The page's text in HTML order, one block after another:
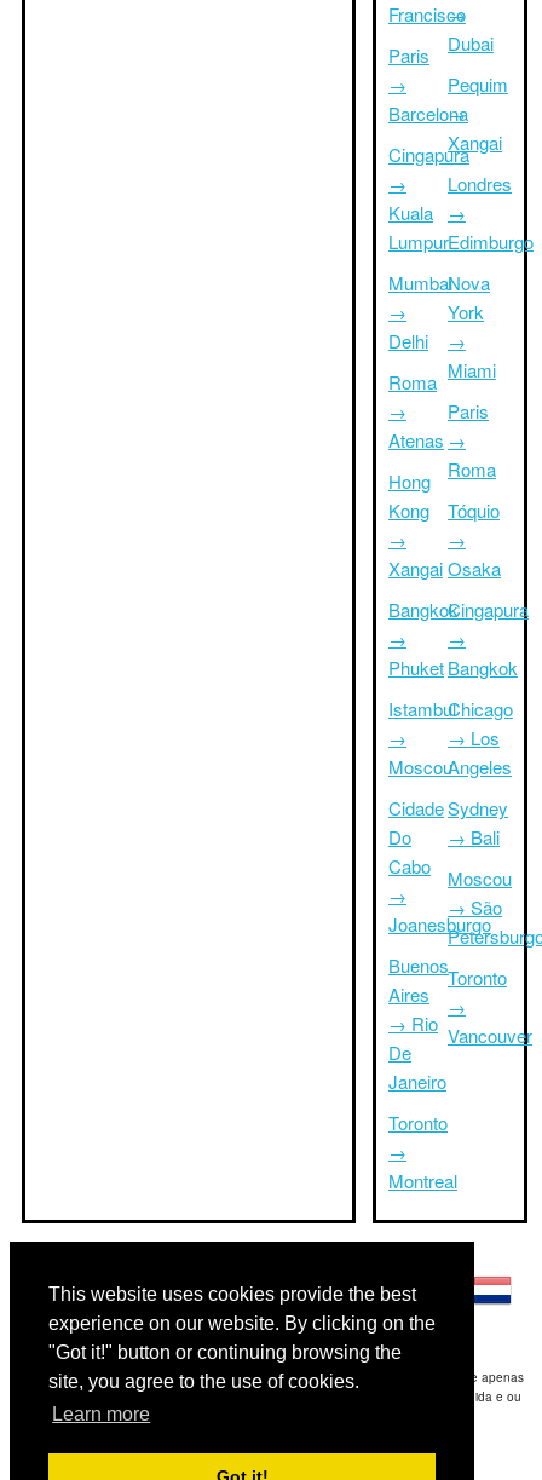
This website uses cookies provide the best
experience on our website. By clicking on the
"Got it!" button or continuing browsing the
site, you agree to the use of cookies.
Learn more
Francisco
Paris
→
Barcelona
Cingapura
→
Kuala
Lumpur
Mumbai
→
Delhi
Roma
→
Atenas
Hong
Kong
→
Xangai
Bangkok
→
Phuket
Istambul
→
Moscou
Cidade
Do
Cabo
→
Joanesburgo
Buenos
Aires
→ Rio
De
Janeiro
Toronto
→
Montreal
→
Dubai
Pequim
→
Xangai
Londres
→
Edimburgo
Nova
York
→
Miami
Paris
→
Roma
Tóquio
→
Osaka
Cingapura
→
Bangkok
Chicago
→ Los
Angeles
Sydney
→ Bali
Moscou
→ São
Toronto
→
Vancouver
Disclaimer: As informações apresentadas neste site é a nossa melhor estimativa e apenas
para sua referência.Triptimeto.com não se responsabiliza por qualquer atraso de ida e ou
consequentes danos / resultou das informações fornecidas.
Copyright 2015-2026